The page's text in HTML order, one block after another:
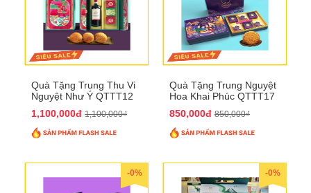
Quà Tặng Trung Thu Vi
Nguyệt Như Ý QTTT12
1,100,000đ 1,100,000₫
Quà Tặng Trung Nguyệt
Hoa Khai Phúc QTTT17
850,000đ 850,000₫
-0% -0%